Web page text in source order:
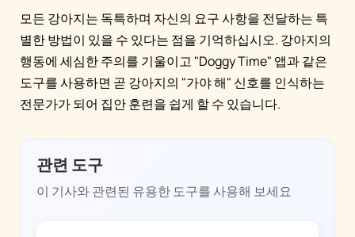
모든 강아지는 독특하며 자신의 요구 사항을 전달하는 특
별한 방법이 있을 수 있다는 점을 기억하십시오. 강아지의
행동에 세심한 주의를 기울이고 "Doggy Time" 앱과 같은
도구를 사용하면 곧 강아지의 "가야 해" 신호를 인식하는
전문가가 되어 집안 훈련을 쉽게 할 수 있습니다.
관련 도구
이 기사와 관련된 유용한 도구를 사용해 보세요